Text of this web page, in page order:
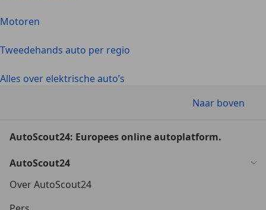
Motoren
Tweedehands auto per regio
Alles over elektrische auto’s
Naar boven
AutoScout24: Europees online autoplatform.
AutoScout24
Over AutoScout24